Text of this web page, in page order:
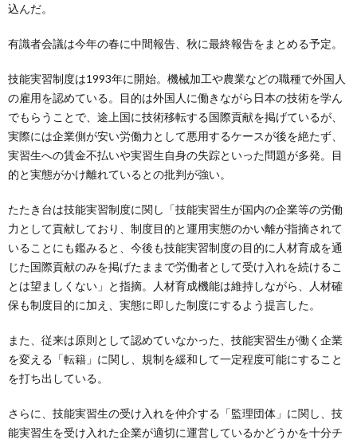
込んだ。
有識者会議は今年の春に中間報告、秋に最終報告をまとめる予定。
技能実習制度は1993年に開始。機械加工や農業などの職種で外国人
の雇用を認めている。目的は外国人に働きながら日本の技術を学ん
でもらうことで、途上国に技術移転する国際貢献を掲げているが、
実際には企業側が安い労働力として悪用するケースが後を絶たず、
実習生への賃金不払いや実習生自身の失踪といった問題が多発。目
的と実態がかけ離れているとの批判が強い。
たたき台は技能実習制度に関し「技能実習生が国内の企業等の労働
力として貢献しており、制度目的と運用実態のかい離が指摘されて
いることにも鑑みると、今後も技能実習制度の目的に人材育成を通
じた国際貢献のみを掲げたままで労働者として受け入れを続けるこ
とは望ましくない」と指摘。人材育成機能は維持しながら、人材確
保も制度目的に加え、実態に即した制度にするよう提言した。
また、従来は原則として認めていなかった、技能実習生が働く企業
を変える「転籍」に関し、規制を緩和して一定程度可能にすること
を打ち出している。
さらに、技能実習生の受け入れを仲介する「監理団体」に関し、技
能実習生を受け入れた企業が適切に運営しているかどうかを十分チ